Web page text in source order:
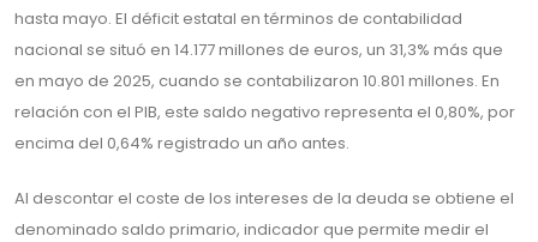
hasta mayo. El déficit estatal en términos de contabilidad
nacional se situó en 14.177 millones de euros, un 31,3% más que
en mayo de 2025, cuando se contabilizaron 10.801 millones. En
relación con el PIB, este saldo negativo representa el 0,80%, por
encima del 0,64% registrado un año antes.
Al descontar el coste de los intereses de la deuda se obtiene el
denominado saldo primario, indicador que permite medir el